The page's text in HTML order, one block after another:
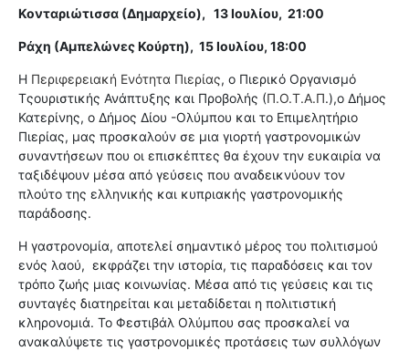
Κονταριώτισσα (Δημαρχείο), 13 Ιουλίου, 21:00
Ράχη (Αμπελώνες Κούρτη), 15 Ιουλίου, 18:00
Η Περιφερειακή Ενότητα Πιερίας, ο Πιερικό Οργανισμό
Τςουριστικής Ανάπτυξης και Προβολής (Π.Ο.Τ.Α.Π.),ο Δήμος
Κατερίνης, ο Δήμος Δίου -Ολύμπου και το Επιμελητήριο
Πιερίας, μας προσκαλούν σε μια γιορτή γαστρονομικών
συναντήσεων που οι επισκέπτες θα έχουν την ευκαιρία να
ταξιδέψουν μέσα από γεύσεις που αναδεικνύουν τον
πλούτο της ελληνικής και κυπριακής γαστρονομικής
παράδοσης.
Η γαστρονομία, αποτελεί σημαντικό μέρος του πολιτισμού
ενός λαού, εκφράζει την ιστορία, τις παραδόσεις και τον
τρόπο ζωής μιας κοινωνίας. Μέσα από τις γεύσεις και τις
συνταγές διατηρείται και μεταδίδεται η πολιτιστική
κληρονομιά. Το Φεστιβάλ Ολύμπου σας προσκαλεί να
ανακαλύψετε τις γαστρονομικές προτάσεις των συλλόγων